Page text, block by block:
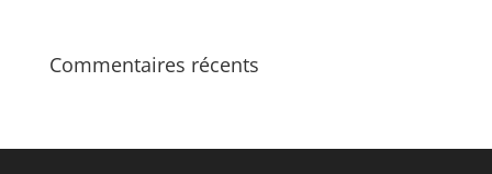
Commentaires récents